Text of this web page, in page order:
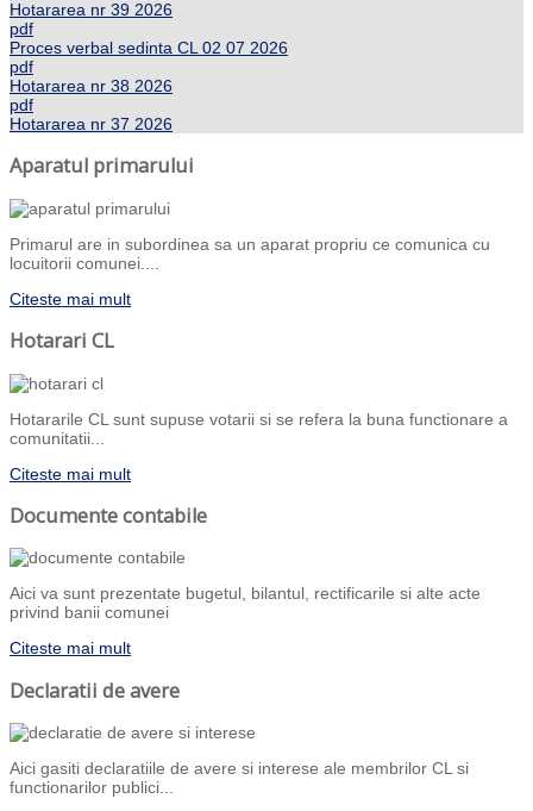
Hotararea nr 39 2026
pdf
Proces verbal sedinta CL 02 07 2026
pdf
Hotararea nr 38 2026
pdf
Hotararea nr 37 2026
Aparatul primarului
Primarul are in subordinea sa un aparat propriu ce comunica cu
locuitorii comunei....
Citeste mai mult
Hotarari CL
Hotararile CL sunt supuse votarii si se refera la buna functionare a
comunitatii...
Citeste mai mult
Documente contabile
Aici va sunt prezentate bugetul, bilantul, rectificarile si alte acte
privind banii comunei
Citeste mai mult
Declaratii de avere
Aici gasiti declaratiile de avere si interese ale membrilor CL si
functionarilor publici...